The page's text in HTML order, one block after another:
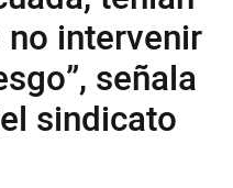
intervenir
señala
sindicato